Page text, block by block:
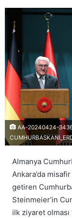
AA-20240424-
Almanya
Ankara’da
getiren
Steinmeier’in
ilk ziyaret